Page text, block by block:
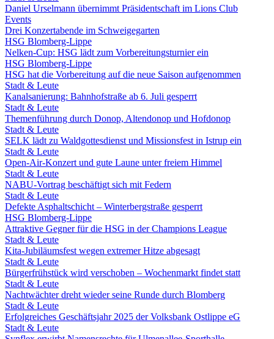
Daniel Urselmann übernimmt Präsidentschaft im Lions Club
Events
Drei Konzertabende im Schweigegarten
HSG Blomberg-Lippe
Nelken-Cup: HSG lädt zum Vorbereitungsturnier ein
HSG Blomberg-Lippe
HSG hat die Vorbereitung auf die neue Saison aufgenommen
Stadt & Leute
Kanalsanierung: Bahnhofstraße ab 6. Juli gesperrt
Stadt & Leute
Themenführung durch Donop, Altendonop und Hofdonop
Stadt & Leute
SELK lädt zu Waldgottesdienst und Missionsfest in Istrup ein
Stadt & Leute
Open-Air-Konzert und gute Laune unter freiem Himmel
Stadt & Leute
NABU-Vortrag beschäftigt sich mit Federn
Stadt & Leute
Defekte Asphaltschicht – Winterbergstraße gesperrt
HSG Blomberg-Lippe
Attraktive Gegner für die HSG in der Champions League
Stadt & Leute
Kita-Jubiläumsfest wegen extremer Hitze abgesagt
Stadt & Leute
Bürgerfrühstück wird verschoben – Wochenmarkt findet statt
Stadt & Leute
Nachtwächter dreht wieder seine Runde durch Blomberg
Stadt & Leute
Erfolgreiches Geschäftsjahr 2025 der Volksbank Ostlippe eG
Stadt & Leute